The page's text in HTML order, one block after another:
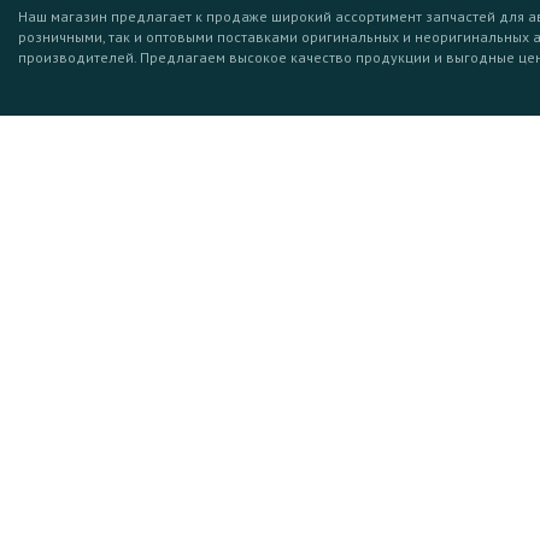
Наш магазин предлагает к продаже широкий ассортимент запчастей для
розничными, так и оптовыми поставками оригинальных и неоригинальных
производителей. Предлагаем высокое качество продукции и выгодные